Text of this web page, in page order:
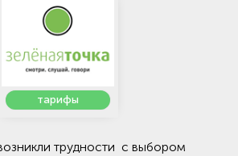
тарифы
трудности с выбором